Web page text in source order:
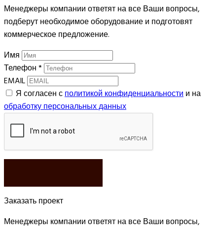
Менеджеры компании ответят на все Ваши вопросы,
подберут необходимое оборудование и подготовят
коммерческое предложение.
Имя
Телефон*
EMAIL
Я согласен сполитикой конфиденциальностии на
обработку персональных данных
Заказать проект
Менеджеры компании ответят на все Ваши вопросы,